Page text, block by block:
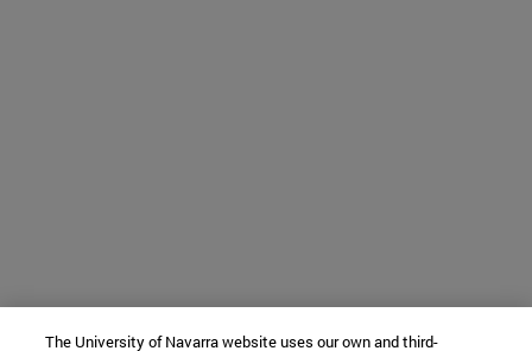
The University of Navarra website uses our own and third-